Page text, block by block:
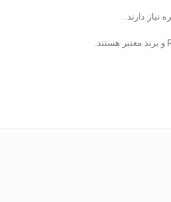
دارند .